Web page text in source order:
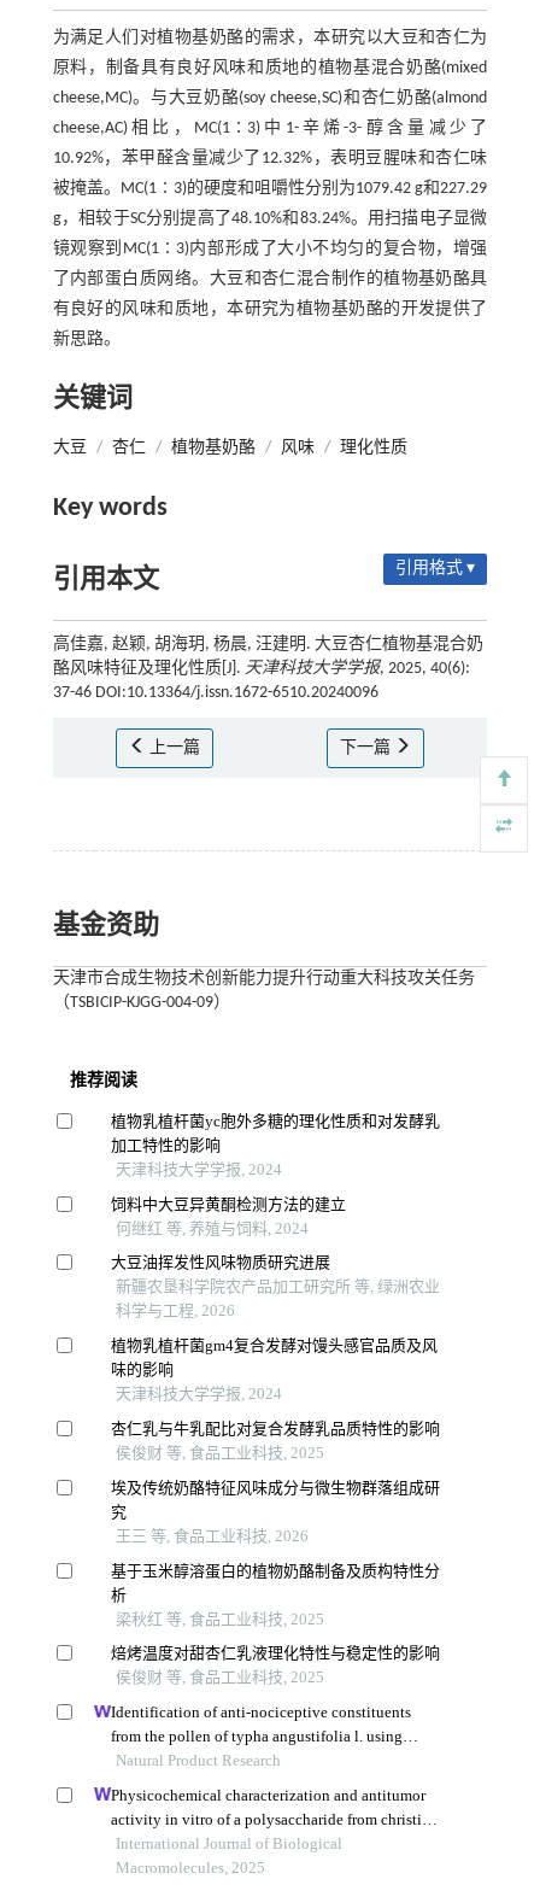
为满足人们对植物基奶酪的需求，本研究以大豆和杏仁为
原料，制备具有良好风味和质地的植物基混合奶酪(mixed
cheese,MC)。与大豆奶酪(soy cheese,SC)和杏仁奶酪(almond
cheese,AC)相比，MC(1∶3)中1-辛烯-3-醇含量减少了
10.92%，苯甲醛含量减少了12.32%，表明豆腥味和杏仁味
被掩盖。MC(1∶3)的硬度和咀嚼性分别为1079.42 g和227.29
g，相较于SC分别提高了48.10%和83.24%。用扫描电子显微
镜观察到MC(1∶3)内部形成了大小不均匀的复合物，增强
了内部蛋白质网络。大豆和杏仁混合制作的植物基奶酪具
有良好的风味和质地，本研究为植物基奶酪的开发提供了
新思路。
关键词
大豆 / 杏仁 / 植物基奶酪 / 风味 / 理化性质
Key words
引用本文 引用格式 ▾
高佳嘉, 赵颖, 胡海玥, 杨晨, 汪建明. 大豆杏仁植物基混合奶
酪风味特征及理化性质[J]. 天津科技大学学报, 2025, 40(6):
37-46 DOI:10.13364/j.issn.1672-6510.20240096
上一篇 下一篇
基金资助
天津市合成生物技术创新能力提升行动重大科技攻关任务
（TSBICIP-KJGG-004-09）